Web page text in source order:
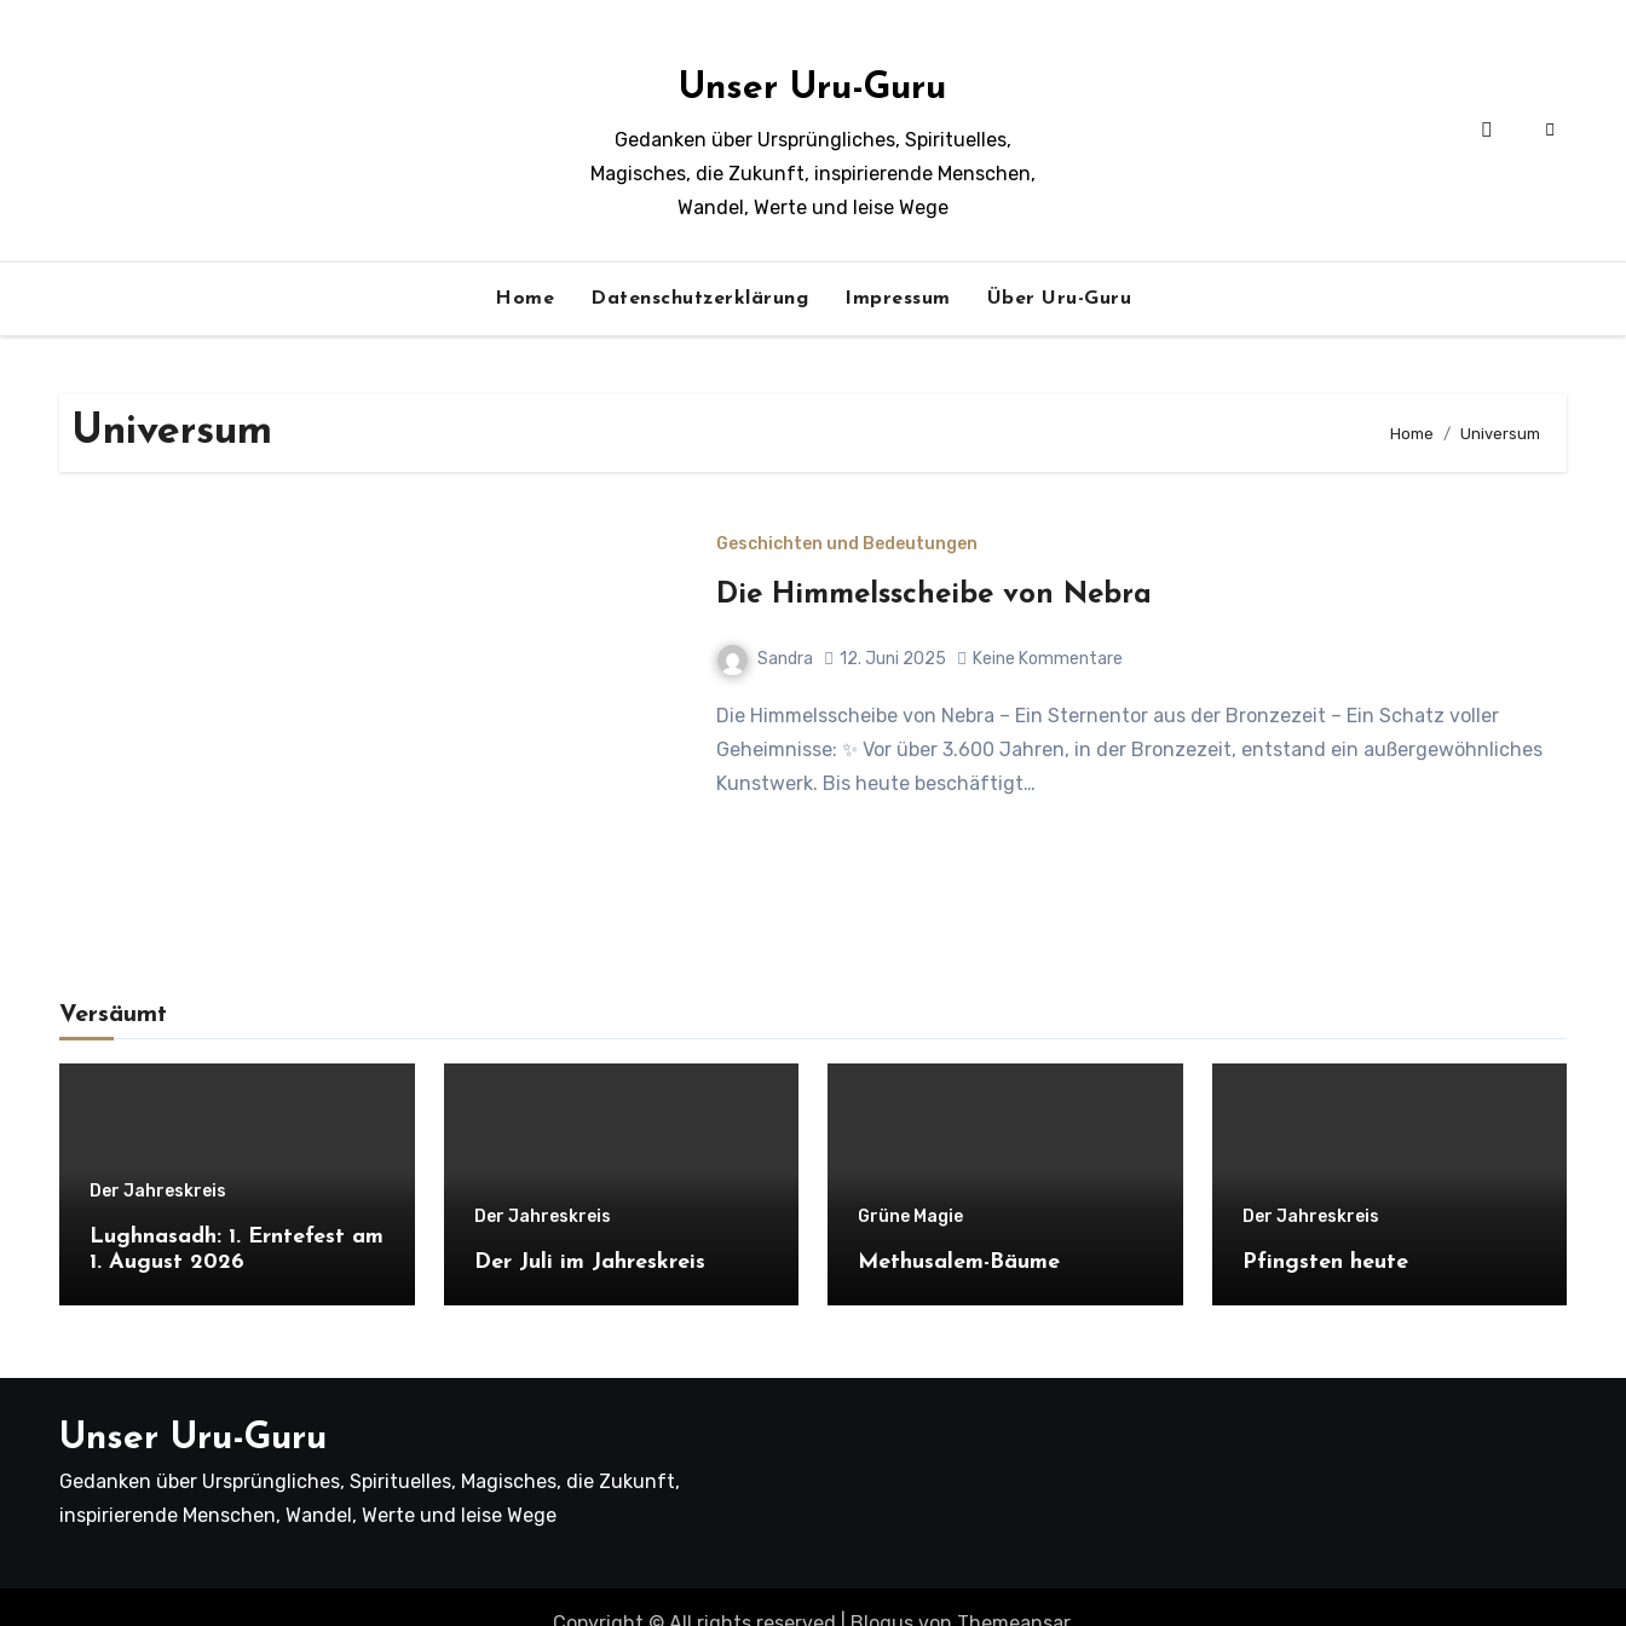
Unser Uru-Guru
Gedanken über Ursprüngliches, Spirituelles,
Magisches, die Zukunft, inspirierende Menschen,
Wandel, Werte und leise Wege
Home Datenschutzerklärung Impressum Über Uru-Guru
Universum Home Universum
Geschichten und Bedeutungen
Die Himmelsscheibe von Nebra
Sandra 12. Juni 2025 Keine Kommentare
Die Himmelsscheibe von Nebra – Ein Sternentor aus der Bronzezeit – Ein Schatz voller
Geheimnisse: ✨ Vor über 3.600 Jahren, in der Bronzezeit, entstand ein außergewöhnliches
Kunstwerk. Bis heute beschäftigt…
Versäumt
Der Jahreskreis
Lughnasadh: 1. Erntefest am
1. August 2026
Der Jahreskreis
Der Juli im Jahreskreis
Grüne Magie
Methusalem-Bäume
Der Jahreskreis
Pfingsten heute
Unser Uru-Guru
Gedanken über Ursprüngliches, Spirituelles, Magisches, die Zukunft,
inspirierende Menschen, Wandel, Werte und leise Wege